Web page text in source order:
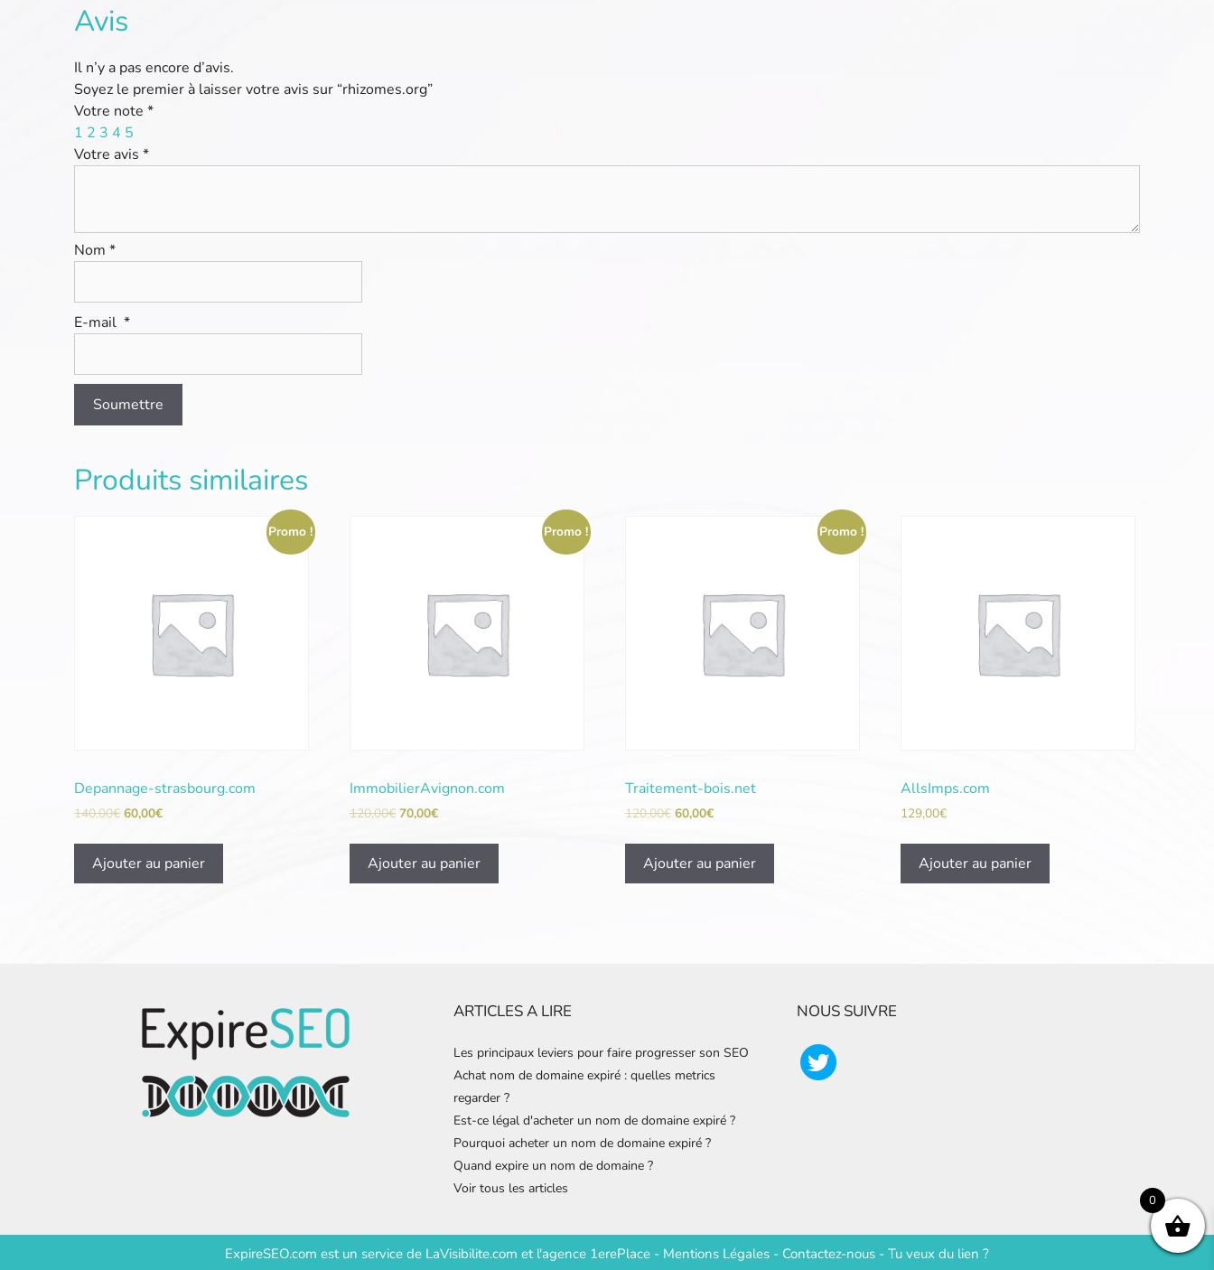
Avis
Il n’y a pas encore d’avis.
Soyez le premier à laisser votre avis sur “rhizomes.org”
Votre note *
1 2 3 4 5
Votre avis *
Nom *
E-mail *
Produits similaires
Promo !
Depannage-strasbourg.com
140,00€ 60,00€
Ajouter au panier
Promo !
ImmobilierAvignon.com
120,00€ 70,00€
Ajouter au panier
Promo !
Traitement-bois.net
120,00€ 60,00€
Ajouter au panier
AllsImps.com
129,00€
Ajouter au panier
ARTICLES A LIRE
Les principaux leviers pour faire progresser son SEO
Achat nom de domaine expiré : quelles metrics
regarder ?
Est-ce légal d'acheter un nom de domaine expiré ?
Pourquoi acheter un nom de domaine expiré ?
Quand expire un nom de domaine ?
Voir tous les articles
NOUS SUIVRE
ExpireSEO.com est un service de LaVisibilite.com etl'agence 1erePlace - Mentions Légales - Contactez-nous - Tu veux du lien ?
0